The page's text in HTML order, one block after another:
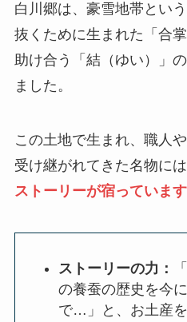
白川郷は、豪雪地帯とい
抜くために生まれた「合
助け合う「結（ゆい）」
ました。
この土地で生まれ、職人
受け継がれてきた名物に
ストーリーが宿っています
ストーリーの力：
の養蚕の歴史を今
で…」と、お土産